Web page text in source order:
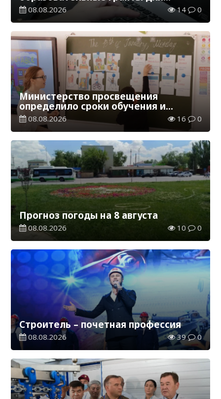
обучения в Казахстане
08.08.2026 14 0
Министерство просвещения
определило сроки обучения и
каникул на 2026-2027 учебный год
08.08.2026 16 0
Прогноз погоды на 8 августа
08.08.2026 10 0
Строитель – почетная профессия
08.08.2026 39 0